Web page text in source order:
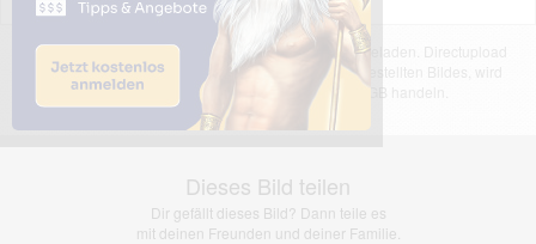
Das dargestellte Bild wurde von einem Nutzer hochgeladen. Directupload
übernimmt keinerlei Haftung für den Inhalt des dargestellten Bildes, wird
jedoch bei Verstößen nach §2(3) unserer AGB handeln.
Dieses Bild teilen
Dir gefällt dieses Bild? Dann teile es
mit deinen Freunden und deiner Familie.